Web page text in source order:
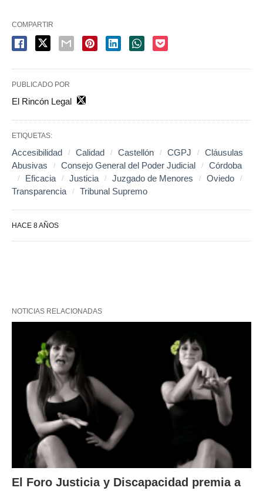
COMPARTIR
PUBLICADO POR
El Rincón Legal
ETIQUETAS:
Accesibilidad Calidad Castellón CGPJ
Cláusulas
Abusivas
Consejo General del Poder Judicial
Córdoba
Eficacia
Justicia Juzgado de Menores
Oviedo
Transparencia
Tribunal Supremo
HACE 8 AÑOS
NOTICIAS RELACIONADAS
El Foro Justicia y Discapacidad premia a